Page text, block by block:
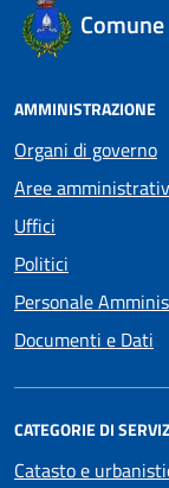
AMMINISTRAZIONE
Organi di governo
Aree
Uffici
Politici
Personale
Documenti e Dati
CATEGORIE DI
Catasto e